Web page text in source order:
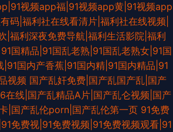
视频app福|91视频app黄|91视频app
码|福利社在线看清片|福利社在线视频|
|福利深夜免费导航|福利生活影院|福利
91国精品|91国乱老熟|91国乱老熟女|91国
国内产香蕉|91国内精|91国内精品|91
视频 国产乱奸免费|国产乱国产乱|国产
在线|国产乱精品A片|国产乱仑视频|国产
|国产乱伦porn|国产乱伦第一页 91免费
免费视|91免费视频|91免费视频观看|91